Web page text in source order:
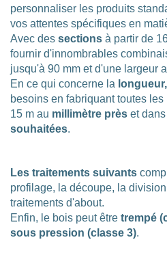
personnaliser les produits
vos attentes spécifiques en
Avec des sections à partir de
fournir d'innombrables
jusqu'à 90 mm et d'une largeur
En ce qui concerne la longueur,
besoins en fabriquant toutes
15 m au millimètre près et
souhaitées.
Les traitements suivants
profilage, la découpe, la
traitements d'about.
Enfin, le bois peut être trempé
sous pression (classe 3).